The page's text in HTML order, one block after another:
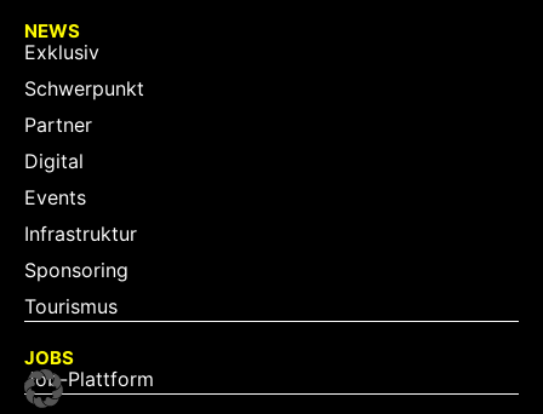
NEWS
Exklusiv
Schwerpunkt
Partner
Digital
Events
Infrastruktur
Sponsoring
Tourismus
JOBS
Job-Plattform